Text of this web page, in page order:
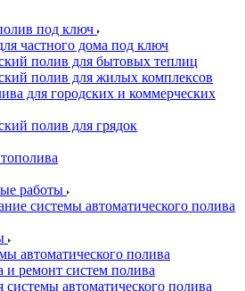
под ключ
частного дома под ключ
полив для бытовых теплиц
полив для жилых комплексов
для городских и коммерческих
полив для грядок
работы
системы автоматического полива
автоматического полива
и ремонт систем полива
системы автоматического полива